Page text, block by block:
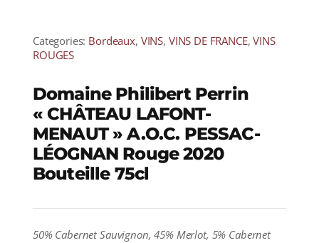
Categories: Bordeaux, VINS, VINS DE FRANCE,VINS
ROUGES
Domaine Philibert Perrin
« CHÂTEAU LAFONT-
MENAUT » A.O.C. PESSAC-
LÉOGNAN Rouge 2020
Bouteille 75cl
50% Cabernet Sauvignon, 45% Merlot, 5% Cabernet